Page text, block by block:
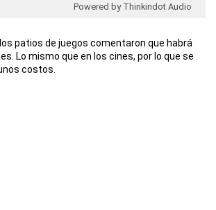
Powered by Thinkindot Audio
los patios de juegos comentaron que habrá
Lo mismo que en los cines, por lo que se
costos.